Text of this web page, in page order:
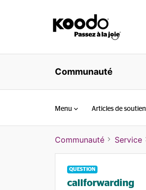
Communauté
Menu Articles de soutien
Communauté Service
QUESTION
callforwarding